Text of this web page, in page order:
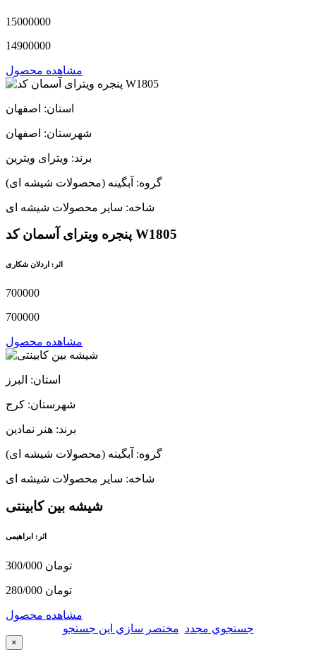
15000000
14900000
مشاهده محصول
استان: اصفهان
شهرستان: اصفهان
برند: ویترای ویترین
گروه: آبگینه (محصولات شیشه ای)
شاخه: سایر محصولات شیشه ای
پنجره ویترای آسمان کد W1805
اثر: اردلان شکاری
700000
700000
مشاهده محصول
استان: البرز
شهرستان: کرج
برند: هنر نمادین
گروه: آبگینه (محصولات شیشه ای)
شاخه: سایر محصولات شیشه ای
شیشه بین کابینتی
اثر: ابراهیمی
300/000 تومان
280/000 تومان
مشاهده محصول
جستجوي مجدد مختصر سازي اين جستجو
×